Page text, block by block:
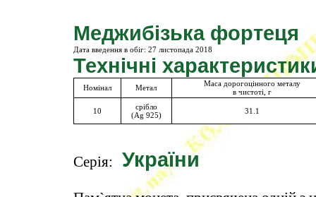
Меджибізька фортеця
Дата введення в обіг: 27 листопада 2018
Технічні
Номінал Метал
Маса дорогоцінного металу
в чистоті, г
10
срібло
(Ag 925)
31.1
Серія: України